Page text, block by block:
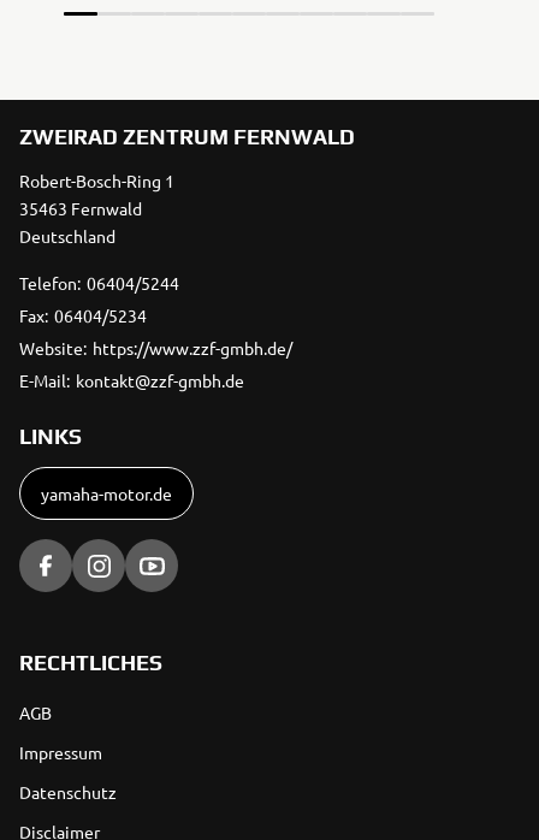
ZWEIRAD ZENTRUM FERNWALD
Robert-Bosch-Ring 1
35463 Fernwald
Deutschland
Telefon: 06404/5244
Fax: 06404/5234
Website: https://www.zzf-gmbh.de/
E-Mail: kontakt@zzf-gmbh.de
LINKS
yamaha-motor.de
RECHTLICHES
AGB
Impressum
Datenschutz
Disclaimer